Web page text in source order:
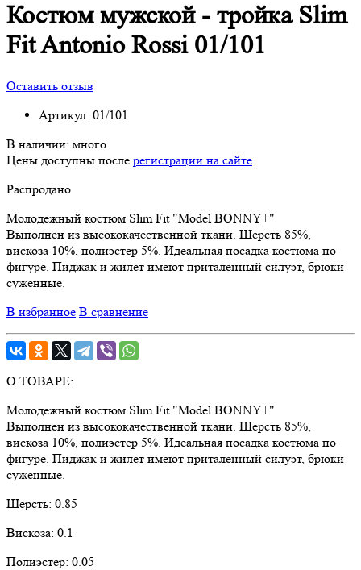
Костюм мужской - тройка Slim
Fit Antonio Rossi 01/101
Оставить отзыв
Артикул: 01/101
В наличии: много
Цены доступны после регистрации на сайте
Распродано
Молодежный костюм Slim Fit "Model BONNY+"
Выполнен из высококачественной ткани. Шерсть 85%,
вискоза 10%, полиэстер 5%. Идеальная посадка костюма по
фигуре. Пиджак и жилет имеют приталенный силуэт, брюки
суженные.
В избранное В сравнение
О ТОВАРЕ:
Молодежный костюм Slim Fit "Model BONNY+"
Выполнен из высококачественной ткани. Шерсть 85%,
вискоза 10%, полиэстер 5%. Идеальная посадка костюма по
фигуре. Пиджак и жилет имеют приталенный силуэт, брюки
суженные.
Шерсть: 0.85
Вискоза: 0.1
Полиэстер: 0.05